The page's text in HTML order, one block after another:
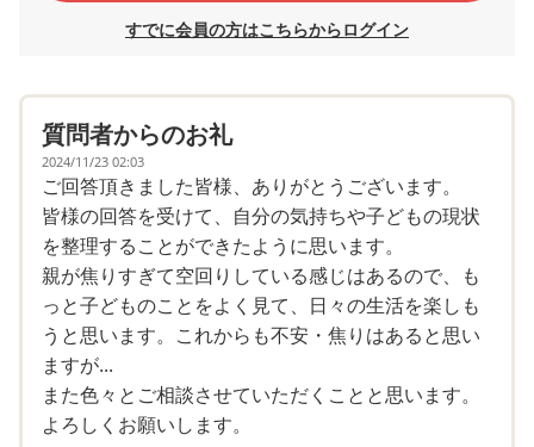
が効くこともあり、このような形です。
自閉症児親の会で先輩のお母さん方からお話しをお聞きす
ないのかを親も見て知るべきと教えて頂いたこともあり、
再来年4月に復職までは週1ペースで保育園を1日休ませ、
(2)の母子同伴の療育を利用したいと考えています。(復帰
後は通えても月2くらいかな？と思っています。)
ただ、復職後も見据えて、
(4)個別療育(自宅または保育園へお迎え・10時〜11時で、
個別課題取り組みと、3人で工作・リトミックなど・終了
後は自宅または保育園へ送り・車で10分程度)を考えてい
ます。家から比較的近くにある施設なので、将来的にこち
らの放課後デイなども利用を検討しているのですが、ほぼ
児発から利用してきた子で枠が埋まるそうなので、その辺
すでに会員の方はこちらからログイン
質問者からのお礼
2024/11/23 02:03
ご回答頂きました皆様、ありがとうございます。
皆様の回答を受けて、自分の気持ちや子どもの現状
を整理することができたように思います。
親が焦りすぎて空回りしている感じはあるので、も
っと子どものことをよく見て、日々の生活を楽しも
うと思います。これからも不安・焦りはあると思い
ますが...
また色々とご相談させていただくことと思います。
よろしくお願いします。